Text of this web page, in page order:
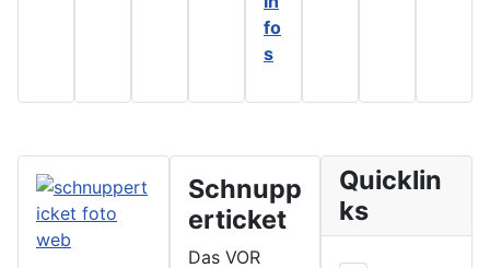
fo
s
Schnupp
erticket
Das VOR
Quicklin
ks